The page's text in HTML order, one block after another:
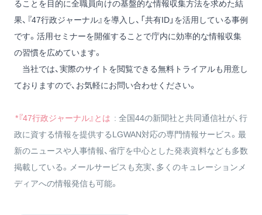
ることを目的に全職員向けの基盤的な情報収集方法を求めた結
果、『47行政ジャーナル』を導入し、「共有ID」を活用している事例
です。活用セミナーを開催することで庁内に効率的な情報収集
の習慣を広めています。
当社では、実際のサイトを閲覧できる無料トライアルも用意し
ておりますので、お気軽にお問い合わせください。
*『47行政ジャーナル』とは : 全国44の新聞社と共同通信社が、行
政に資する情報を提供するLGWAN対応の専門情報サービス。最
新のニュースや人事情報、省庁を中心とした発表資料なども多数
掲載している。メールサービスも充実、多くのキュレーションメ
ディアへの情報発信も可能。